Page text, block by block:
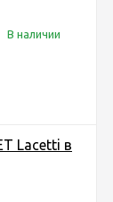
В наличии
Lacetti в